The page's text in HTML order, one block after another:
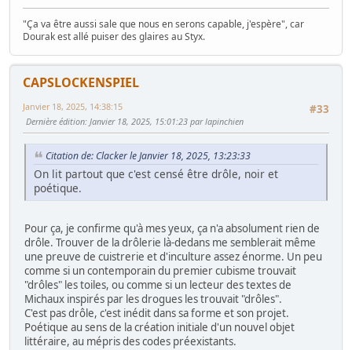
"Ça va être aussi sale que nous en serons capable, j'espère", car
Dourak est allé puiser des glaires au Styx.
CAPSLOCKENSPIEL
#33
Janvier 18, 2025, 14:38:15
Dernière édition: Janvier 18, 2025, 15:01:23 par lapinchien
Citation de: Clacker le Janvier 18, 2025, 13:23:33
On lit partout que c'est censé être drôle, noir et
poétique.
Pour ça, je confirme qu'à mes yeux, ça n'a absolument rien de
drôle. Trouver de la drôlerie là-dedans me semblerait même
une preuve de cuistrerie et d'inculture assez énorme. Un peu
comme si un contemporain du premier cubisme trouvait
"drôles" les toiles, ou comme si un lecteur des textes de
Michaux inspirés par les drogues les trouvait "drôles".
C'est pas drôle, c'est inédit dans sa forme et son projet.
Poétique au sens de la création initiale d'un nouvel objet
littéraire, au mépris des codes préexistants.